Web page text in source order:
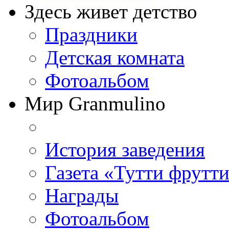
Здесь живет детство
Праздники
Детская комната
Фотоальбом
Мир Granmulino
История заведения
Газета «Тутти
Награды
Фотоальбом